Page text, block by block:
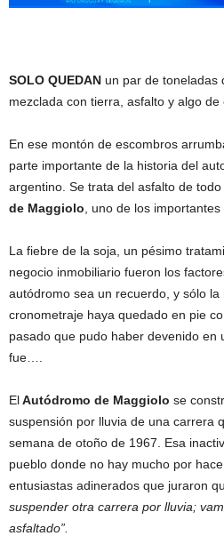
SOLO QUEDAN un par de toneladas
mezclada con tierra, asfalto y algo de
En ese montón de escombros
parte importante de la historia del
argentino. Se trata del asfalto de
de Maggiolo , uno de los
La fiebre de la soja, un pésimo
negocio inmobiliario fueron los
autódromo sea un recuerdo, y sólo
cronometraje haya quedado en pie
pasado que pudo haber devenido en
fue….
ElAutódromo de Maggiolo se
suspensión por lluvia de una carrera
semana de otoño de 1967. Esa
pueblo donde no hay mucho por
entusiastas adinerados que juraron
suspender otra carrera por lluvia;
asfaltado”.